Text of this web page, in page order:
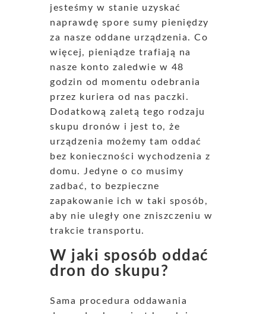
jesteśmy w stanie uzyskać
naprawdę spore sumy pieniędzy
za nasze oddane urządzenia. Co
więcej, pieniądze trafiają na
nasze konto zaledwie w 48
godzin od momentu odebrania
przez kuriera od nas paczki.
Dodatkową zaletą tego rodzaju
skupu dronów i jest to, że
urządzenia możemy tam oddać
bez konieczności wychodzenia z
domu. Jedyne o co musimy
zadbać, to bezpieczne
zapakowanie ich w taki sposób,
aby nie uległy one zniszczeniu w
trakcie transportu.
W jaki sposób oddać
dron do skupu?
Sama procedura oddawania